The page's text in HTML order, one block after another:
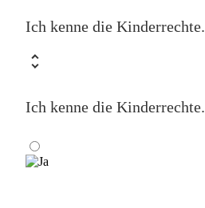
Ich kenne die Kinderrechte.
Ich kenne die Kinderrechte.